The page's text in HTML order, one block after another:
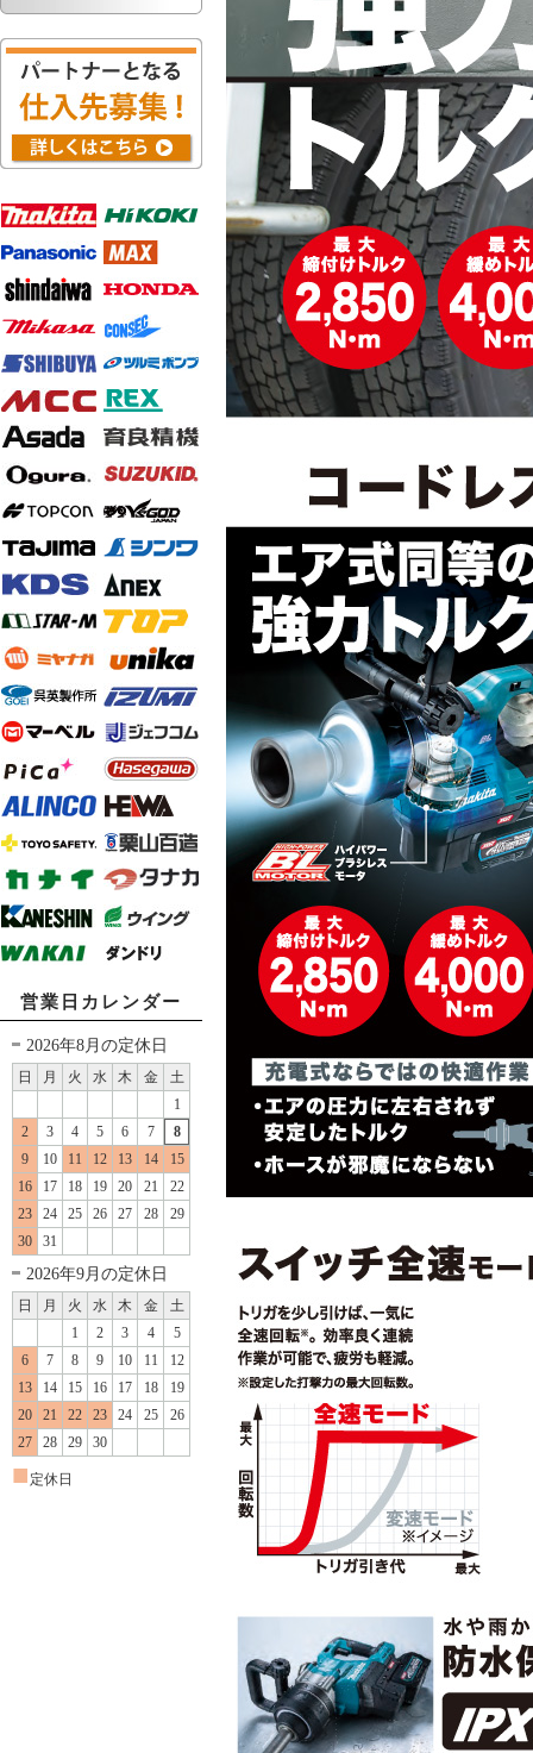
営業日カレンダー
2026年8月の定休日
日 月 火 水 木 金
土
1
2
3 4 5 6 7
8
9
10 11 12 13 14
15
16
17 18 19 20 21
22
23
24 25 26 27 28
29
30
31
2026年9月の定休日
日 月 火 水 木 金
土
1
2 3 4
5
6
7 8 9 10 11
12
13
14 15 16 17 18
19
20
21 22 23 24 25
26
27
28 29 30
■ 定休日